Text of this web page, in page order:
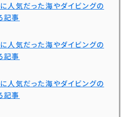
人気だった海やダイビングの
記事
人気だった海やダイビングの
記事
人気だった海やダイビングの
記事